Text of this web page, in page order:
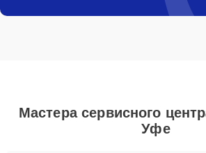
Мастера сервисного
Уфе